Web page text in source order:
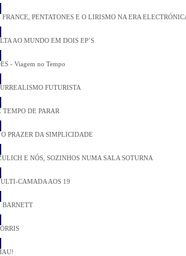
PENTATONES E O LIRISMO NA ERA
AO MUNDO EM DOIS EP’S
- Viagem no Tempo
FUTURISTA
DE PARAR
PRAZER DA SIMPLICIDADE
E NÓS, SOZINHOS NUMA SALA SOTURNA
CAMADA AOS 19
BARNETT